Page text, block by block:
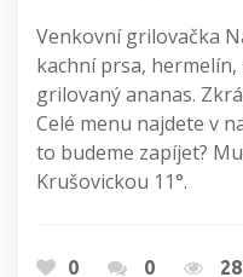
Venkovní grilovačka
kachní prsa,
grilovaný ananas.
Celé menu najdete v
to budeme zapíjet?
Krušovickou 11°.
0 0